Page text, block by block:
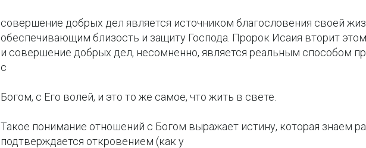
совершение добрых дел является источником благословения своей
обеспечивающим близость и защиту Господа. Пророк Исаия вторит
и совершение добрых дел, несомненно, является реальным способом
с
Богом, с Его волей, и это то же самое, что жить в свете.
Такое понимание отношений с Богом выражает истину, которая знаем
подтверждается откровением (как у